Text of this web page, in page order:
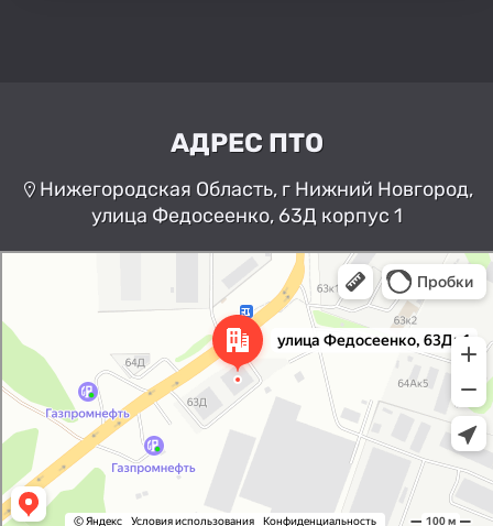
АДРЕС ПТО
Нижегородская Область, г Нижний Новгород,
улица Федосеенко, 63Д корпус 1
Нижний Новгород
Улица Федосеенко, 63Дк1 —
Яндекс Карты